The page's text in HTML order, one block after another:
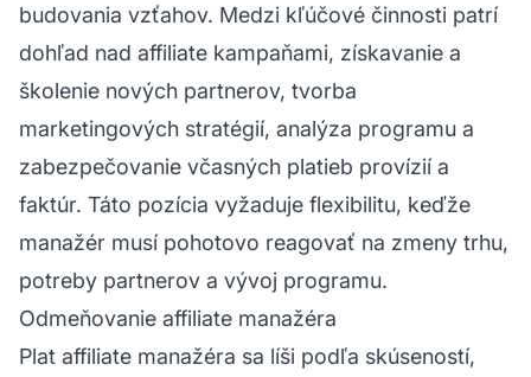
budovania vzťahov. Medzi kľúčové činnosti patrí
dohľad nad affiliate kampaňami, získavanie a
školenie nových partnerov, tvorba
marketingových stratégií, analýza programu a
zabezpečovanie včasných platieb provízií a
faktúr. Táto pozícia vyžaduje flexibilitu, keďže
manažér musí pohotovo reagovať na zmeny trhu,
potreby partnerov a vývoj programu.
Odmeňovanie affiliate manažéra
Plat affiliate manažéra sa líši podľa skúseností,